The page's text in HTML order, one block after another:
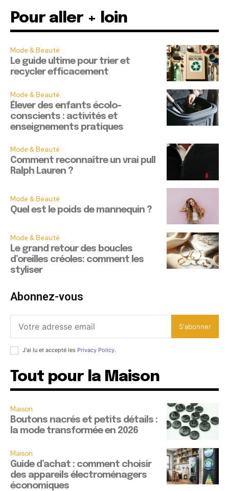
Pour aller + loin
Mode & Beauté
Le guide ultime pour trier et
recycler efficacement
Mode & Beauté
Élever des enfants écolo-
conscients : activités et
enseignements pratiques
Mode & Beauté
Comment reconnaître un vrai pull
Ralph Lauren ?
Mode & Beauté
Quel est le poids de mannequin ?
Mode & Beauté
Le grand retour des boucles
d’oreilles créoles: comment les
styliser
Abonnez-vous
S'abonner
J'ai lu et accepté les Privacy Policy.
Tout pour la Maison
Maison
Boutons nacrés et petits détails :
la mode transformée en 2026
Maison
Guide d’achat : comment choisir
des appareils électroménagers
économiques